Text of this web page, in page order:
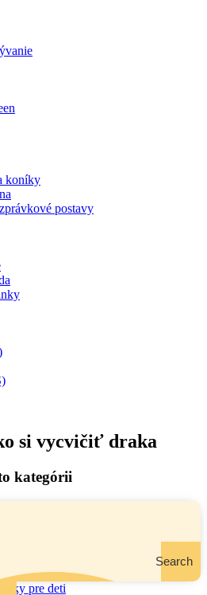
koníky
postavy
si vycvičiť draka
kategórii
Search